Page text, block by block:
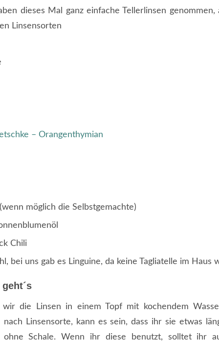
dieses Mal ganz einfache Tellerlinsen
Linsensorten
– Orangenthymian
möglich die Selbstgemachte)
Chili
bei uns gab es Linguine, da keine Tagliatelle im Haus
wir die Linsen in einem Topf mit kochendem
nach Linsensorte, kann es sein, dass ihr sie etwas
ohne Schale. Wenn ihr diese benutzt, solltet ihr